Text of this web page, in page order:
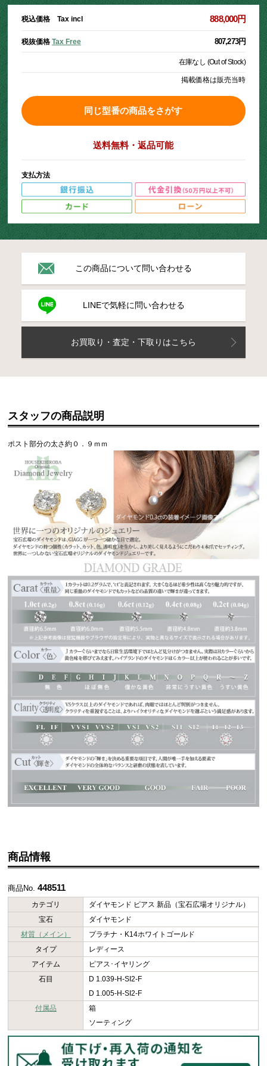
税込価格 Tax incl 888,000円
税抜価格 Tax Free 807,273円
在庫なし (Out of Stock)
掲載価格は販売当時
同じ型番の商品をさがす
送料無料・返品可能
支払方法
この商品について問い合わせる
LINEで気軽に問い合わせる
お買取り・査定・下取りはこちら
スタッフの商品説明
ポスト部分の太さ約０．９ｍｍ
商品情報
商品No.448511
カテゴリ
ダイヤモンド ピアス 新品（宝石広場オリジナル）
宝石
ダイヤモンド
材質（メイン）
プラチナ・K14ホワイトゴールド
タイプ
レディース
アイテム
ピアス･イヤリング
石目
D 1.039-H-SI2-F
D 1.005-H-SI2-F
付属品
箱
ソーティング